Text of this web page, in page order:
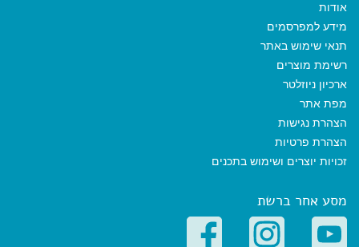
אודות
מידע למפרסמים
תנאי שימוש באתר
רשימת מוצרים
ארכיון ניוזלטר
מפת אתר
הצהרת נגישות
הצהרת פרטיות
זכויות יוצרים ושימוש בתכנים
מסע אחר ברשת